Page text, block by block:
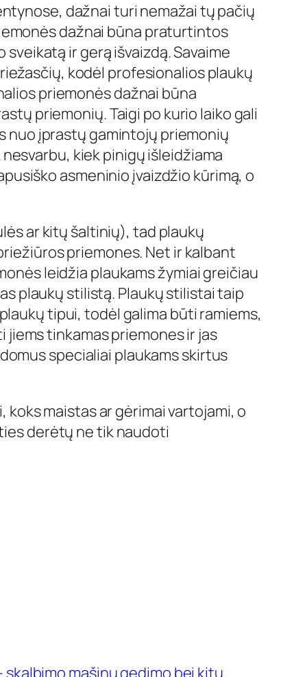
dažnai turi nemažai tų pačių
dažnai būna praturtintos
ir gerą išvaizdą. Savaime
kodėl profesionalios plaukų
priemonės dažnai būna
priemonių. Taigi po kurio laiko gali
nuo įprastų gamintojų priemonių
kiek pinigų išleidžiama
asmeninio įvaizdžio kūrimą, o
ar kitų šaltinių), tad plaukų
priemones. Net ir kalbant
leidžia plaukams žymiai greičiau
plaukų stilistą. Plaukų stilistai taip
tipui, todėl galima būti ramiems,
tinkamas priemones ir jas
specialiai plaukams skirtus
maistas ar gėrimai vartojami, o
derėtų ne tik naudoti